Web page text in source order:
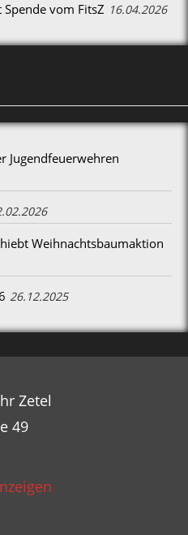
vom FitsZ 16.04.2026
Jugendfeuerwehren
Weihnachtsbaumaktion
26.12.2025
Zetel
49